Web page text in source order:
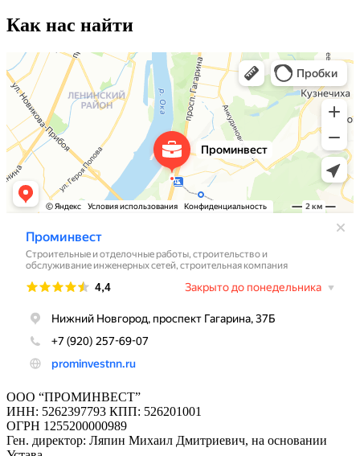
Как нас найти
ООО “ПРОМИНВЕСТ”
ИНН: 5262397793 КПП: 526201001
ОГРН 1255200000989
Ген. директор: Ляпин Михаил Дмитриевич, на основании